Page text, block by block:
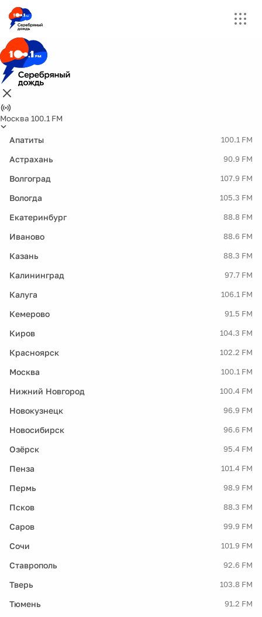
Москва 100.1 FM
Апатиты 100.1 FM
Астрахань 90.9 FM
Волгоград 107.9 FM
Вологда 105.3 FM
Екатеринбург 88.8 FM
Иваново 88.6 FM
Казань 88.3 FM
Калининград 97.7 FM
Калуга 106.1 FM
Кемерово 91.5 FM
Киров 104.3 FM
Красноярск 102.2 FM
Москва 100.1 FM
Нижний Новгород 100.4 FM
Новокузнецк 96.9 FM
Новосибирск 96.6 FM
Озёрск 95.4 FM
Пенза 101.4 FM
Пермь 98.9 FM
Псков 88.3 FM
Саров 99.9 FM
Сочи 101.9 FM
Ставрополь 92.6 FM
Тверь 103.8 FM
Тюмень 91.2 FM